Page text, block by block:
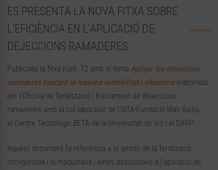
ES PRESENTA LA NOVA FITXA SOBRE
L’EFICIÈNCIA EN L’APLICACIÓ DE
DEJECCIONS RAMADERES.
Publicada la fitxa núm. 72 amb el tema Aplicar les dejeccions
ramaderes buscant la màxima rendibilitat i eficiència elaborada
per l’Oficina de fertilització i tractament de dejeccions
ramaderes amb la col·laboració de l’IRTA-Fundació Mas Badia,
el Centre Tecnològic BETA de la Universitat de Vic i el DARP.
Aquest document fa referència a la gestió de la fertilizació
nitrogenada i la maquinària i eines associades a l’aplicació de